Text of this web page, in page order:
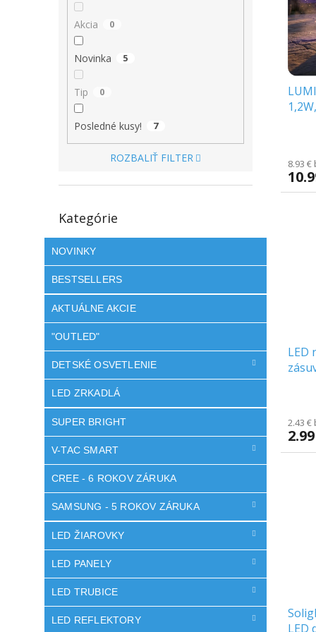
Akcia 0
Novinka 5
Tip 0
Posledné kusy! 7
ROZBALIŤ FILTER
kategórie
Kategórie
NOVINKY
BESTSELLERS
AKTUÁLNE AKCIE
"OUTLED"
DETSKÉ OSVETLENIE
LED ZRKADLÁ
SUPER BRIGHT
V-TAC SMART
CREE - 6 ROKOV ZÁRUKA
SAMSUNG - 5 ROKOV ZÁRUKA
LED ŽIAROVKY
LED PANELY
LED TRUBICE
LED REFLEKTORY
o
d
u
p
o
d
u
8.93 €
LED
je
5.0
2.43 €
LED